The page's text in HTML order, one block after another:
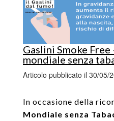
Gaslini Smoke
mondiale senza
Articolo pubblicato il 30/05/
In occasione della
Mondiale senza